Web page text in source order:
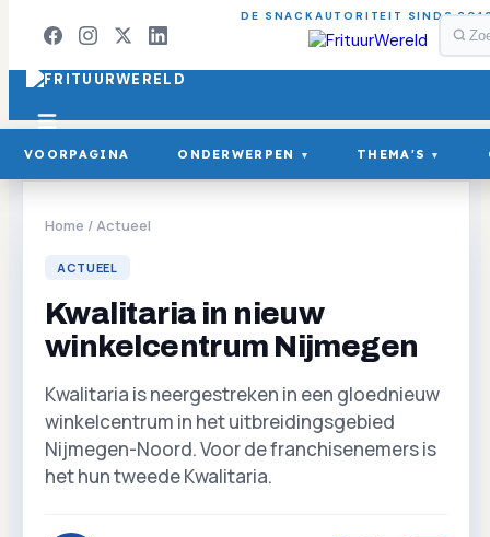
DE SNACKAUTORITEIT SINDS
VOORPAGINA ONDERWERPEN ▾ THEMA'S ▾
Home /Actueel
ACTUEEL
Kwalitaria in nieuw
winkelcentrum Nijmegen
Kwalitaria is neergestreken in een gloednieuw
winkelcentrum in het uitbreidingsgebied
Nijmegen-Noord. Voor de franchisenemers is
het hun tweede Kwalitaria.